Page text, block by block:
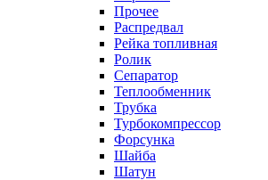
Прочее
Распредвал
Рейка топливная
Ролик
Сепаратор
Теплообменник
Трубка
Турбокомпрессор
Форсунка
Шайба
Шатун